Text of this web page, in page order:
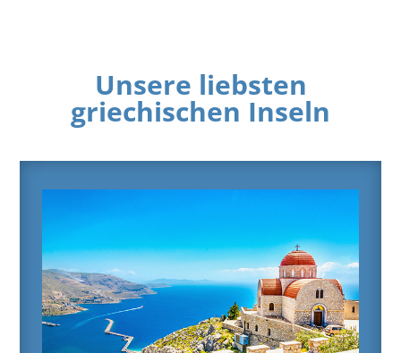
Unsere liebsten
griechischen Inseln